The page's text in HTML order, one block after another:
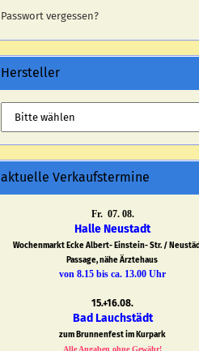
Passwort vergessen?
Hersteller
aktuelle Verkaufstermine
Fr. 07. 08.
Halle Neustadt
Wochenmarkt Ecke Albert- Einstein- Str. /
Passage, nähe Ärztehaus
von 8.15 bis ca. 13.00 Uhr
15.+16.08.
Bad Lauchstädt
zum Brunnenfest im Kurpark
Alle Angaben ohne Gewähr!